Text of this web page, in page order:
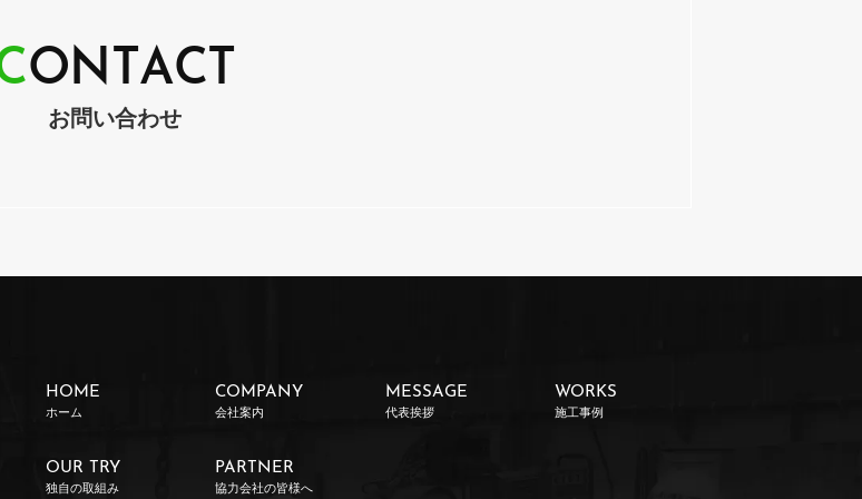
ON T AC T
お問い合わせ
HOME
ホーム
COMPANY
会社案内
MESSAGE
代表挨拶
WORKS
施工事例
OUR TRY
独自の取組み
PARTNER
協力会社の皆様へ